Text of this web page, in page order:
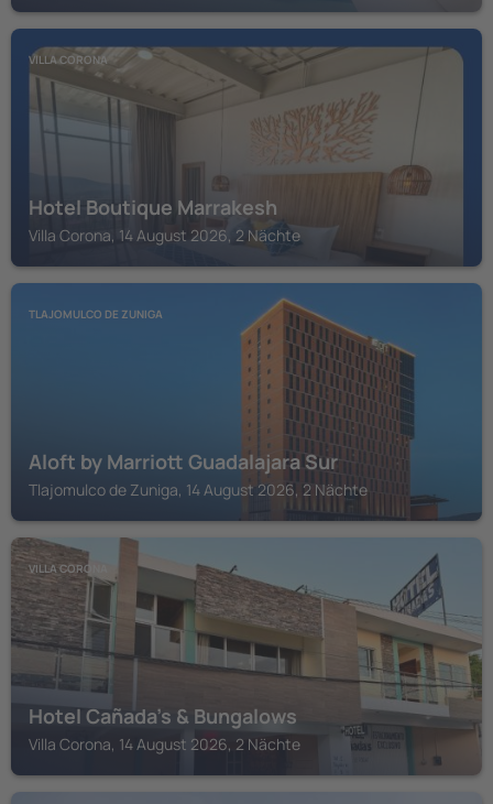
VILLA CORONA
Hotel Boutique Marrakesh
Villa Corona, 14 August 2026, 2 Nächte
TLAJOMULCO DE ZUNIGA
Aloft by Marriott Guadalajara Sur
Tlajomulco de Zuniga, 14 August 2026, 2 Nächte
VILLA CORONA
Hotel Cañada's & Bungalows
Villa Corona, 14 August 2026, 2 Nächte